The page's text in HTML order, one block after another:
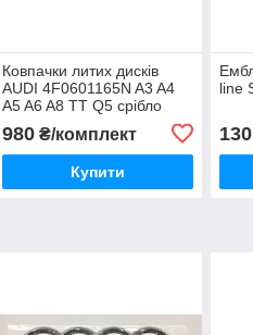
Ковпачки литих дисків
AUDI 4F0601165N A3 A4
A5 A6 A8 TT Q5 срібло
980₴/комплект
Купити
line
130